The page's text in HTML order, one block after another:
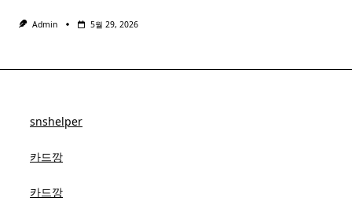
Admin 5월 29, 2026
snshelper
카드깡
카드깡